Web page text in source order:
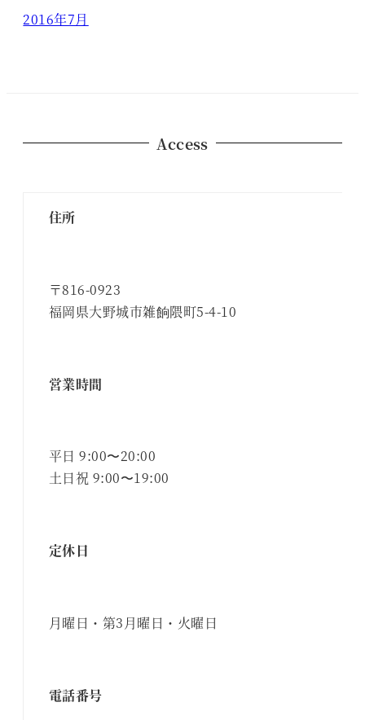
2016年7月
Access
住所
〒816-0923
福岡県大野城市雑餉隈町5-4-10
営業時間
平日 9:00〜20:00
土日祝 9:00〜19:00
定休日
月曜日・第3月曜日・火曜日
電話番号